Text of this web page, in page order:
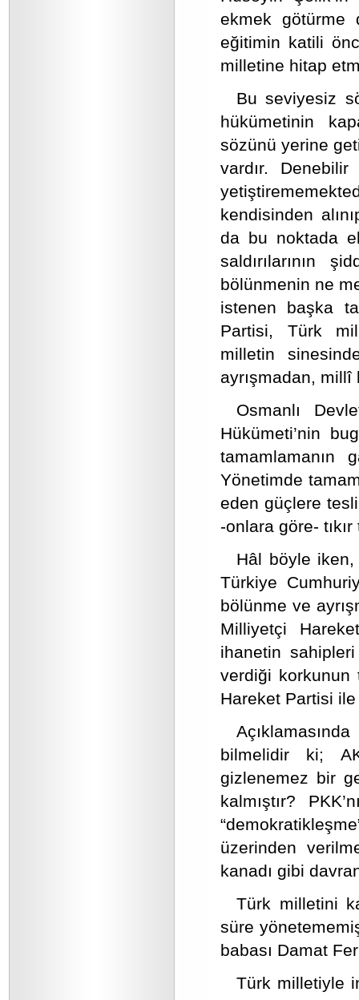
ekmek götürme
eğitimin katili
milletine hitap
Bu seviyesiz
hükümetinin
sözünü yerine
vardır.
kendisinden
da bu noktada
saldırılarının
bölünmenin ne
istenen başka
Partisi, Türk
milletin
ayrışmadan, millî
Osmanlı
Hükümeti’nin
tamamlamanın
Yönetimde
eden güçlere
-onlara göre-
Hâl böyle iken,
Türkiye
bölünme ve
Milliyetçi
ihanetin
verdiği
Hareket Partisi
bilmelidir ki;
gizlenemez bir
kalmıştır?
üzerinden
kanadı gibi
Türk milletini
süre
babası Damat
Türk milletiyle